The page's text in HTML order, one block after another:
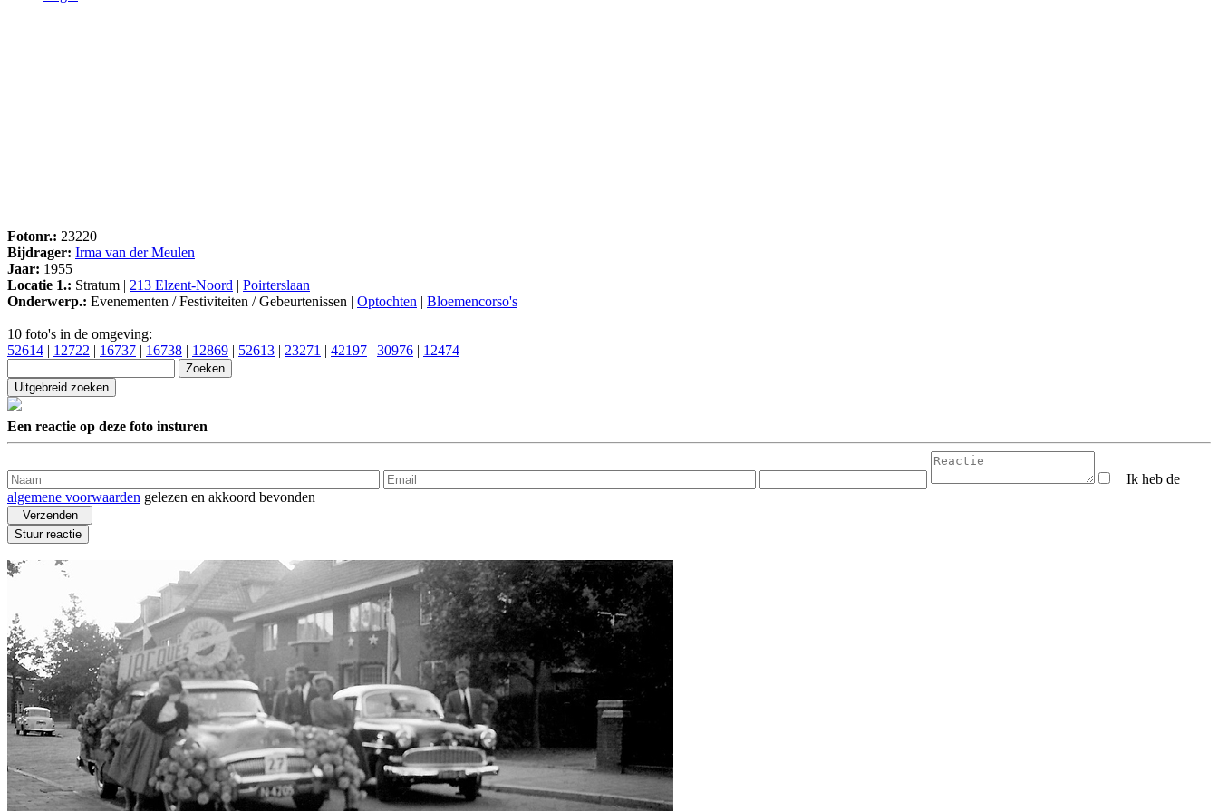
Fotonr.: 23220
Bijdrager: Irma van der Meulen
Jaar: 1955
Locatie 1.: Stratum | 213 Elzent-Noord
Poirterslaan
Onderwerp.: Evenementen / Festiviteiten / Gebeurtenissen | Optochten Bloemencorso's
10 foto's in de omgeving:
52614
12722 16737 16738 12869 52613 23271 42197 30976 12474
Een reactie op deze foto insturen
Ik heb de
algemene voorwaarden gelezen en akkoord bevonden